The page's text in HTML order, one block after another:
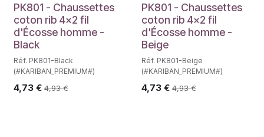
PK801 - Chaussettes
coton rib 4x2 fil
d'Écosse homme -
Black
Réf. PK801-Black
(#KARIBAN_PREMIUM#)
4,73 € 4,93€
PK801 - Chaussettes
coton rib 4x2 fil
d'Écosse homme -
Beige
Réf. PK801-Beige
(#KARIBAN_PREMIUM#)
4,73€ 4,93€